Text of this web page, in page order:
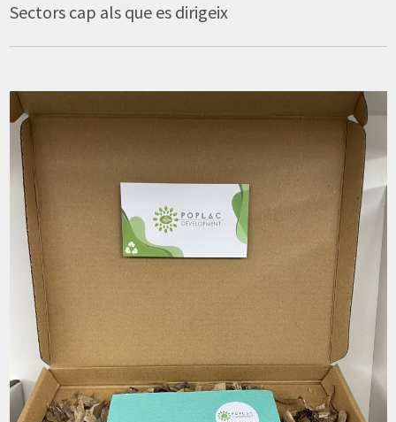
Sectors cap als que es dirigeix